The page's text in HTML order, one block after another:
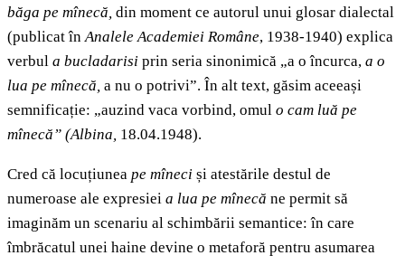
băga pe mînecă, din moment ce autorul unui glosar dialectal
(publicat înAnalele Academiei Române, 1938-1940) explica
verbul a bucladarisi prin seria sinonimică „a o încurca, a o
lua pe mînecă, a nu o potrivi”. În alt text, găsim aceeași
semnificație: „auzind vaca vorbind, omul o cam luă pe
mînecă” (Albina, 18.04.1948).
Cred că locuțiunea pe mîneci și atestările destul de
numeroase ale expresiei a lua pe mînecă ne permit să
imaginăm un scenariu al schimbării semantice: în care
îmbrăcatul unei haine devine o metaforă pentru asumarea